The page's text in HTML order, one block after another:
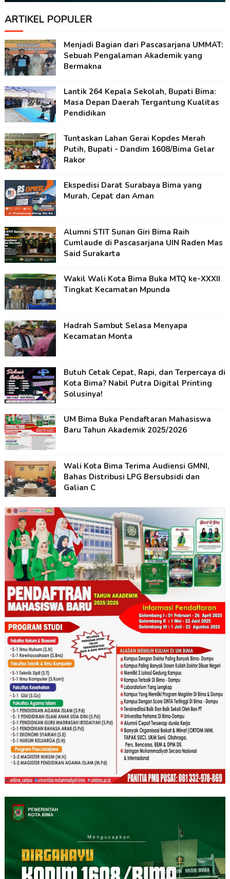
ARTIKEL POPULER
Menjadi Bagian dari Pascasarjana UMMAT:
Sebuah Pengalaman Akademik yang
Bermakna
Lantik 264 Kepala Sekolah, Bupati Bima:
Masa Depan Daerah Tergantung Kualitas
Pendidikan
Tuntaskan Lahan Gerai Kopdes Merah
Putih, Bupati - Dandim 1608/Bima Gelar
Rakor
Ekspedisi Darat Surabaya Bima yang
Murah, Cepat dan Aman
Alumni STIT Sunan Giri Bima Raih
Cumlaude di Pascasarjana UIN Raden Mas
Said Surakarta
Wakil Wali Kota Bima Buka MTQ ke-XXXII
Tingkat Kecamatan Mpunda
Hadrah Sambut Selasa Menyapa
Kecamatan Monta
Butuh Cetak Cepat, Rapi, dan Terpercaya di
Kota Bima? Nabil Putra Digital Printing
Solusinya!
UM Bima Buka Pendaftaran Mahasiswa
Baru Tahun Akademik 2025/2026
Wali Kota Bima Terima Audiensi GMNI,
Bahas Distribusi LPG Bersubsidi dan
Galian C